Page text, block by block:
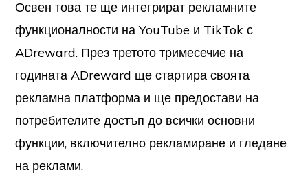
Освен това те ще интегрират рекламните
функционалности на YouTube и TikTok с
ADreward. През третото тримесечие на
годината ADreward ще стартира своята
рекламна платформа и ще предостави на
потребителите достъп до всички основни
функции, включително рекламиране и гледане
на реклами.